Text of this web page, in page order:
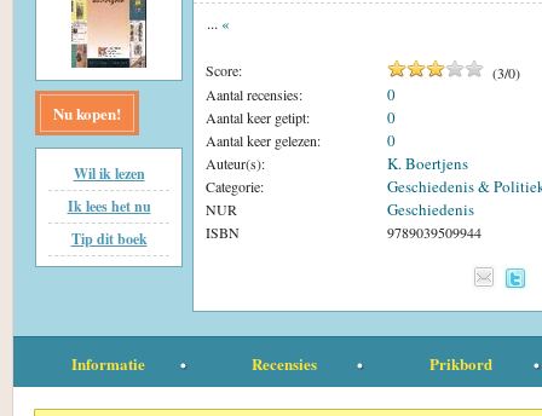
Nu kopen!
Wil ik lezen
Ik lees het nu
Tip dit boek
... «
Score: (3/0)
Aantal recensies:
0
Aantal keer getipt: 0
Aantal keer gelezen: 0
Auteur(s): K. Boertjens
Categorie: Geschiedenis &
NUR Geschiedenis
ISBN 9789039509944
Informatie Recensies Prikbord